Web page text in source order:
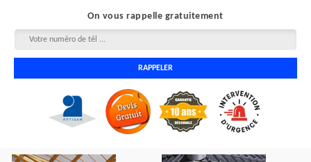
On vous rappelle gratuitement